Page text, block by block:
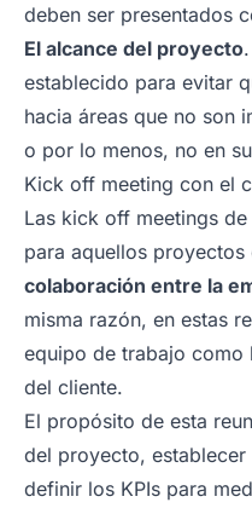
deben ser presentados
El alcance del proyecto
establecido para evitar
hacia áreas que no son
o por lo menos, no en
Kick off meeting con el
Las kick off meetings de
para aquellos proyectos
colaboración entre la
misma razón, en estas
equipo de trabajo
del cliente.
El propósito de esta
del proyecto,
definir los KPIs para